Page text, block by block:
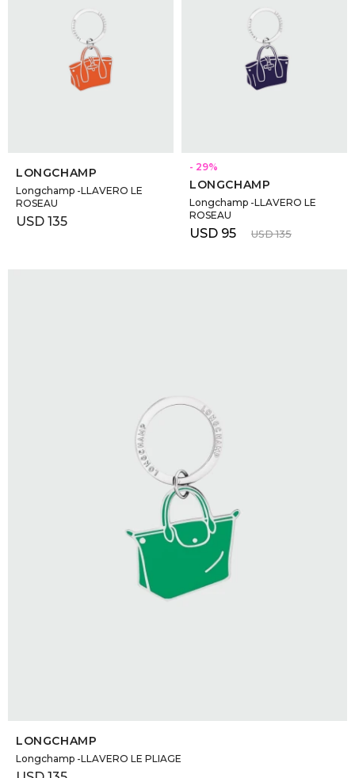
LONGCHAMP
Longchamp -LLAVERO LE
ROSEAU
USD 135
29
LONGCHAMP
Longchamp -LLAVERO LE
ROSEAU
USD 95 USD 135
LONGCHAMP
Longchamp -LLAVERO LE PLIAGE